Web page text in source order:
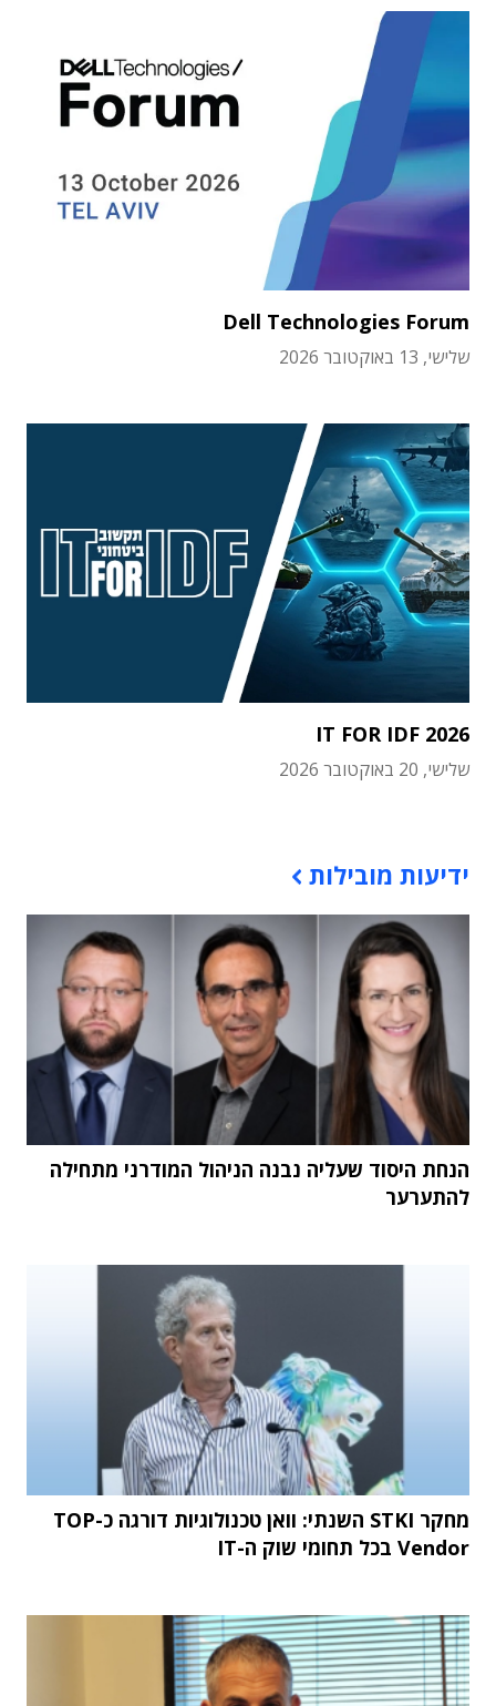
Dell Technologies Forum
שלישי, 13 באוקטובר 2026
IT FOR IDF 2026
שלישי, 20 באוקטובר 2026
ידיעות מובילות
הנחת היסוד שעליה נבנה הניהול המודרני מתחילה
להתערער
מחקר STKI השנתי: וואן טכנולוגיות דורגה כ-TOP
Vendor בכל תחומי שוק ה-IT